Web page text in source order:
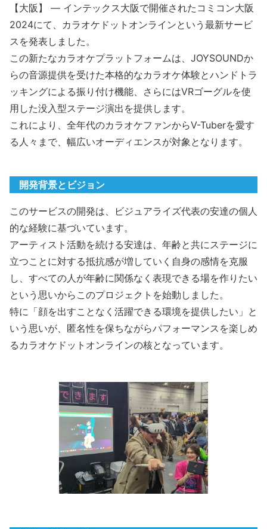
【大阪】 — インテックス大阪で開催されたコミコン大阪
2024にて、カラオケドットオンラインという最新サービ
スを発表しました。
この新たなカラオケプラットフォームは、JOYSOUNDか
らの音源提供を受けた本格的なカラオケ体験とハンドトラ
ッキングによる振り付け機能、さらにはVRゴーグルを使
用した没入型ステージ演出を提供します。
これにより、全年代のカラオケファンからV-Tuberを愛す
る人々まで、幅広いオーディエンスが対象となります。
開発背景とビジョン
このサービスの開発は、ビジュアライズ代表の安達の個人
的な経験に基づいています。
アーティスト活動を続ける安達は、年齢と共にステージに
立つことに対する抵抗感が増していく自身の感情を克服
し、すべての人が年齢に関係なく表現できる場を作りたい
という思いからこのプロジェクトを始動しました。
特に「顔を出すことなく活躍できる環境を提供したい」と
いう思いが、匿名性を保ちながらパフォーマンスを楽しめ
るカラオケドットオンラインの核となっています。